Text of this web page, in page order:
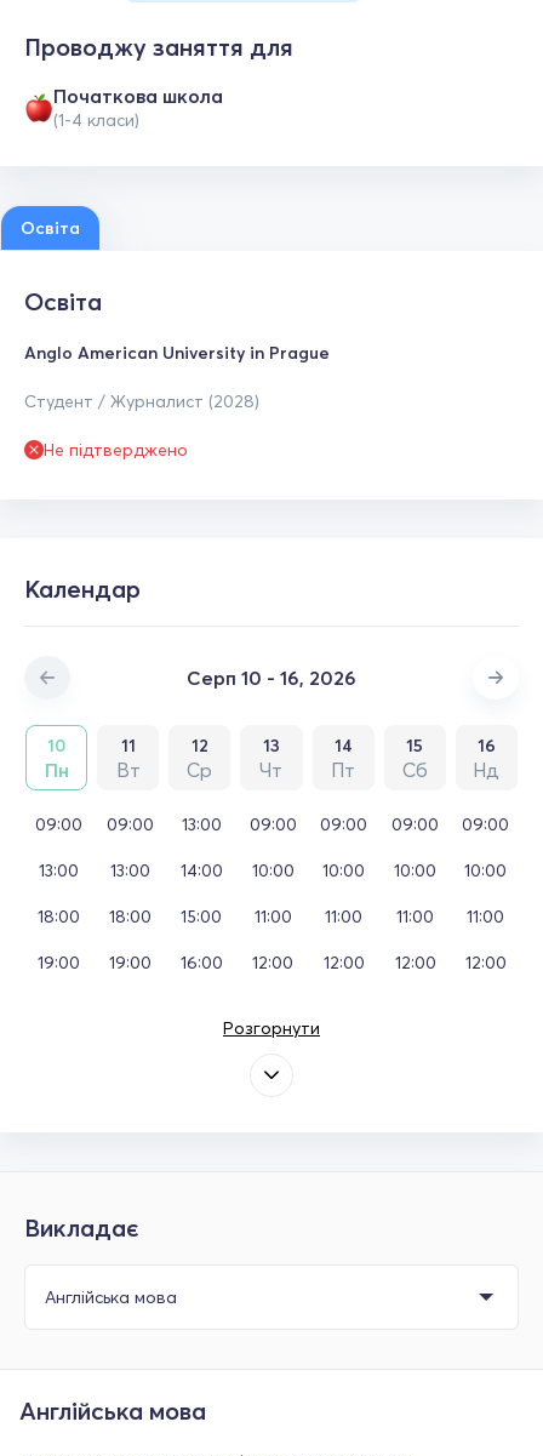
Проводжу заняття для
Початкова школа
(1-4 класи)
Освіта
Освіта
Anglo American University in Prague
Студент / Журналист (2028)
Не підтверджено
Календар
Серп 10 - 16, 2026
10
Пн
11
Вт
12
Ср
13
Чт
14
Пт
15
Сб
16
Нд
09:00
13:00
18:00
19:00
09:00
13:00
18:00
19:00
13:00
14:00
15:00
16:00
09:00
10:00
11:00
12:00
09:00
10:00
11:00
12:00
09:00
10:00
11:00
12:00
09:00
10:00
11:00
12:00
Розгорнути
Викладає
Англійська мова